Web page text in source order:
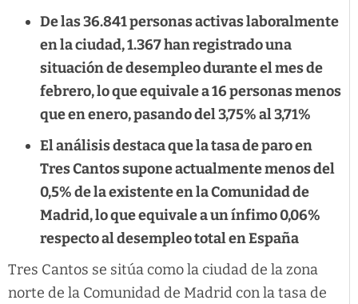
De las 36.841 personas activas laboralmente
en la ciudad, 1.367 han registrado una
situación de desempleo durante el mes de
febrero, lo que equivale a 16 personas menos
que en enero, pasando del 3,75% al 3,71%
El análisis destaca que la tasa de paro en
Tres Cantos supone actualmente menos del
0,5% de la existente en la Comunidad de
Madrid, lo que equivale a un ínfimo 0,06%
respecto al desempleo total en España
Tres Cantos se sitúa como la ciudad de la zona
norte de la Comunidad de Madrid con la tasa de